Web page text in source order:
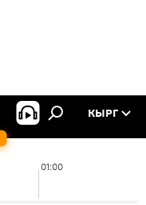
КЫРГ
01:00